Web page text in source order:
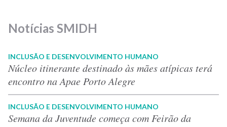
Notícias SMIDH
INCLUSÃO E DESENVOLVIMENTO HUMANO
Núcleo itinerante destinado às mães atípicas terá
encontro na Apae Porto Alegre
INCLUSÃO E DESENVOLVIMENTO HUMANO
Semana da Juventude começa com Feirão da